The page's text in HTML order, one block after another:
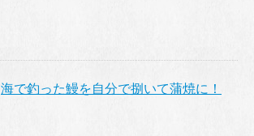
海で釣った鰻を自分で捌いて蒲焼に！